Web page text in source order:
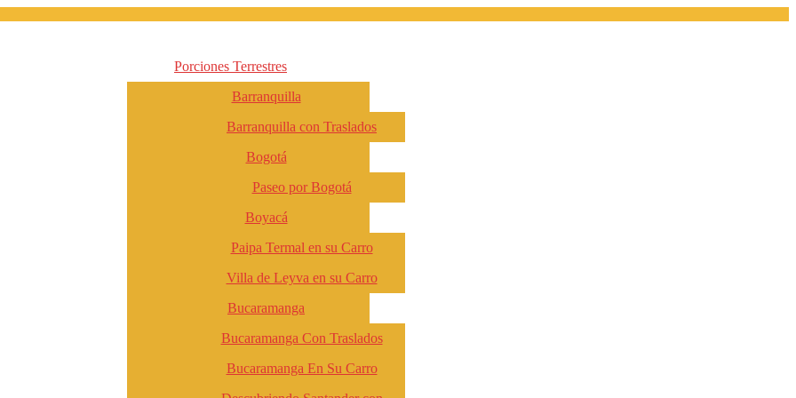
Porciones Terrestres
Barranquilla
Barranquilla con Traslados
Bogotá
Paseo por Bogotá
Boyacá
Paipa Termal en su Carro
Villa de Leyva en su Carro
Bucaramanga
Bucaramanga Con Traslados
Bucaramanga En Su Carro